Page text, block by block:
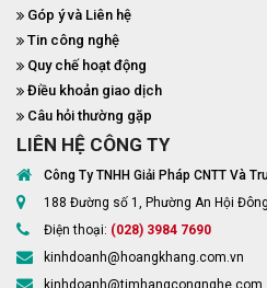
Góp ý và Liên hệ
Tin công nghệ
Quy chế hoạt động
Điều khoản giao dịch
Câu hỏi thường gặp
LIÊN HỆ CÔNG TY
Công Ty TNHH Giải Pháp CNTT Và
188 Đường số 1, Phường An Hội
Điện thoại: (028) 3984 7690
kinhdoanh@hoangkhang.com.vn